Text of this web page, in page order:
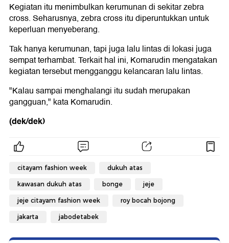
Kegiatan itu menimbulkan kerumunan di sekitar zebra
cross. Seharusnya, zebra cross itu diperuntukkan untuk
keperluan menyeberang.
Tak hanya kerumunan, tapi juga lalu lintas di lokasi juga
sempat terhambat. Terkait hal ini, Komarudin mengatakan
kegiatan tersebut mengganggu kelancaran lalu lintas.
"Kalau sampai menghalangi itu sudah merupakan
gangguan," kata Komarudin.
(dek/dek)
citayam fashion week dukuh atas
kawasan dukuh atas bonge jeje
jeje citayam fashion week roy bocah bojong
jakarta jabodetabek